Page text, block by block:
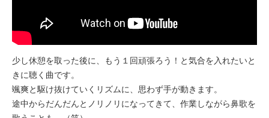
少し休憩を取った後に、もう１回頑張ろう！と気合を入れたいと
きに聴く曲です。
颯爽と駆け抜けていくリズムに、思わず手が動きます。
途中からだんだんとノリノリになってきて、作業しながら鼻歌を